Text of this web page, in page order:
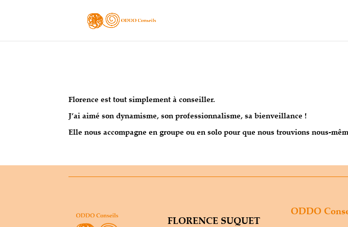
Florence est tout simplement à conseiller.
J’ai aimé son dynamisme, son professionnalisme, sa bienveillance !
Elle nous accompagne en groupe ou en solo pour que nous trouvions nous-
FLORENCE SUQUET
ODDO